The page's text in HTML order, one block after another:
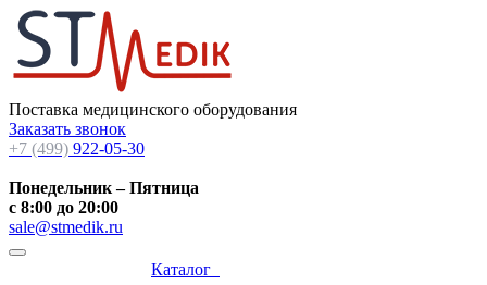
Поставка медицинского оборудования
Заказать звонок
+7 (499) 922-05-30
Понедельник – Пятница
с 8:00 до 20:00
sale@stmedik.ru
Каталог